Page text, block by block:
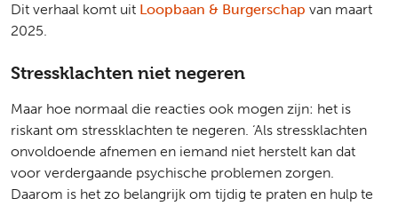
Dit verhaal komt uit Loopbaan & Burgerschap van maart
2025.
Stressklachten niet negeren
Maar hoe normaal die reacties ook mogen zijn: het is
riskant om stressklachten te negeren. ‘Als stressklachten
onvoldoende afnemen en iemand niet herstelt kan dat
voor verdergaande psychische problemen zorgen.
Daarom is het zo belangrijk om tijdig te praten en hulp te